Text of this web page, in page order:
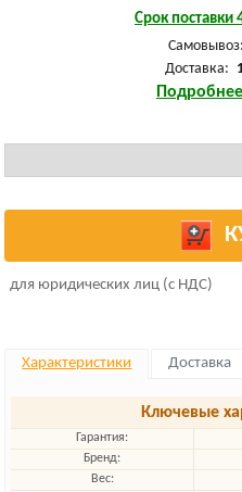
Срок поставки
Самовывоз:
Доставка:
для юридических лиц (с НДС)
Характеристики Доставка
Ключевые
Гарантия:
Бренд:
Вес: